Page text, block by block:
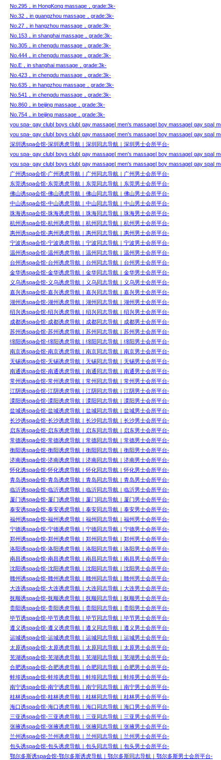
No.295，in HongKong massage，grade:3k-
No.32，in guangzhou massage，grade:3k-
No.27，in hangzhou massage，grade:3k-
No.153，in shanghai massage，grade:3k-
No.305，in chengdu massage，grade:3k-
No.444，in chengdu massage，grade:3k-
No.E，in shanghai massage，grade:3k-
No.423，in chengdu massage，grade:3k-
No.635，in hangzhou massage，grade:3k-
No.541，in chengdu massage，grade:3k-
No.860，in beijing massage，grade:3k-
No.754，in beijing massage，grade:3k-
you spa- gay club| boys club| gay massage| men's massage| boy massage| gay spa|
you spa- gay club| boys club| gay massage| men's massage| boy massage| gay spa|
深圳诱spa会馆-深圳诱虎导航｜深圳同志导航｜深圳男士会所平台-
you spa- gay club| boys club| gay massage| men's massage| boy massage| gay spa|
you spa- gay club| boys club| gay massage| men's massage| boy massage| gay spa|
广州诱spa会馆-广州诱虎导航｜广州同志导航｜广州男士会所平台-
东莞诱spa会馆-东莞诱虎导航｜东莞同志导航｜东莞男士会所平台-
佛山诱spa会馆-佛山诱虎导航｜佛山同志导航｜佛山男士会所平台-
中山诱spa会馆-中山诱虎导航｜中山同志导航｜中山男士会所平台-
珠海诱spa会馆-珠海诱虎导航｜珠海同志导航｜珠海男士会所平台-
杭州诱spa会馆-杭州诱虎导航｜杭州同志导航｜杭州男士会所平台-
惠州诱spa会馆-惠州诱虎导航｜惠州同志导航｜惠州男士会所平台-
宁波诱spa会馆-宁波诱虎导航｜宁波同志导航｜宁波男士会所平台-
温州诱spa会馆-温州诱虎导航｜温州同志导航｜温州男士会所平台-
台州诱spa会馆-台州诱虎导航｜台州同志导航｜台州男士会所平台-
金华诱spa会馆-金华诱虎导航｜金华同志导航｜金华男士会所平台-
义乌诱spa会馆-义乌诱虎导航｜义乌同志导航｜义乌男士会所平台-
嘉兴诱spa会馆-嘉兴诱虎导航｜嘉兴同志导航｜嘉兴男士会所平台-
湖州诱spa会馆-湖州诱虎导航｜湖州同志导航｜湖州男士会所平台-
绍兴诱spa会馆-绍兴诱虎导航｜绍兴同志导航｜绍兴男士会所平台-
成都诱spa会馆-成都诱虎导航｜成都同志导航｜成都男士会所平台-
苏州诱spa会馆-苏州诱虎导航｜苏州同志导航｜苏州男士会所平台-
绵阳诱spa会馆-绵阳诱虎导航｜绵阳同志导航｜绵阳男士会所平台-
南京诱spa会馆-南京诱虎导航｜南京同志导航｜南京男士会所平台-
无锡诱spa会馆-无锡诱虎导航｜无锡同志导航｜无锡男士会所平台-
南通诱spa会馆-南通诱虎导航｜南通同志导航｜南通男士会所平台-
常州诱spa会馆-常州诱虎导航｜常州同志导航｜常州男士会所平台-
江阴诱spa会馆-江阴诱虎导航｜江阴同志导航｜江阴男士会所平台-
溧阳诱spa会馆-溧阳诱虎导航｜溧阳同志导航｜溧阳男士会所平台-
盐城诱spa会馆-盐城诱虎导航｜盐城同志导航｜盐城男士会所平台-
长沙诱spa会馆-长沙诱虎导航｜长沙同志导航｜长沙男士会所平台-
启东诱spa会馆-启东诱虎导航｜启东同志导航｜启东男士会所平台-
常德诱spa会馆-常德诱虎导航｜常德同志导航｜常德男士会所平台-
衡阳诱spa会馆-衡阳诱虎导航｜衡阳同志导航｜衡阳男士会所平台-
济南诱spa会馆-济南诱虎导航｜济南同志导航｜济南男士会所平台-
怀化诱spa会馆-怀化诱虎导航｜怀化同志导航｜怀化男士会所平台-
青岛诱spa会馆-青岛诱虎导航｜青岛同志导航｜青岛男士会所平台-
临沂诱spa会馆-临沂诱虎导航｜临沂同志导航｜临沂男士会所平台-
厦门诱spa会馆-厦门诱虎导航｜厦门同志导航｜厦门男士会所平台-
泰安诱spa会馆-泰安诱虎导航｜泰安同志导航｜泰安男士会所平台-
福州诱spa会馆-福州诱虎导航｜福州同志导航｜福州男士会所平台-
宁德诱spa会馆-宁德诱虎导航｜宁德同志导航｜宁德男士会所平台-
郑州诱spa会馆-郑州诱虎导航｜郑州同志导航｜郑州男士会所平台-
洛阳诱spa会馆-洛阳诱虎导航｜洛阳同志导航｜洛阳男士会所平台-
南昌诱spa会馆-南昌诱虎导航｜南昌同志导航｜南昌男士会所平台-
沈阳诱spa会馆-沈阳诱虎导航｜沈阳同志导航｜沈阳男士会所平台-
赣州诱spa会馆-赣州诱虎导航｜赣州同志导航｜赣州男士会所平台-
大连诱spa会馆-大连诱虎导航｜大连同志导航｜大连男士会所平台-
抚顺诱spa会馆-抚顺诱虎导航｜抚顺同志导航｜抚顺男士会所平台-
贵阳诱spa会馆-贵阳诱虎导航｜贵阳同志导航｜贵阳男士会所平台-
毕节诱spa会馆-毕节诱虎导航｜毕节同志导航｜毕节男士会所平台-
遵义诱spa会馆-遵义诱虎导航｜遵义同志导航｜遵义男士会所平台-
运城诱spa会馆-运城诱虎导航｜运城同志导航｜运城男士会所平台-
太原诱spa会馆-太原诱虎导航｜太原同志导航｜太原男士会所平台-
芜湖诱spa会馆-芜湖诱虎导航｜芜湖同志导航｜芜湖男士会所平台-
合肥诱spa会馆-合肥诱虎导航｜合肥同志导航｜合肥男士会所平台-
蚌埠诱spa会馆-蚌埠诱虎导航｜蚌埠同志导航｜蚌埠男士会所平台-
南宁诱spa会馆-南宁诱虎导航｜南宁同志导航｜南宁男士会所平台-
桂林诱spa会馆-桂林诱虎导航｜桂林同志导航｜桂林男士会所平台-
海口诱spa会馆-海口诱虎导航｜海口同志导航｜海口男士会所平台-
三亚诱spa会馆-三亚诱虎导航｜三亚同志导航｜三亚男士会所平台-
张掖诱spa会馆-张掖诱虎导航｜张掖同志导航｜张掖男士会所平台-
兰州诱spa会馆-兰州诱虎导航｜兰州同志导航｜兰州男士会所平台-
包头诱spa会馆-包头诱虎导航｜包头同志导航｜包头男士会所平台-
鄂尔多斯诱spa会馆-鄂尔多斯诱虎导航｜鄂尔多斯同志导航｜鄂尔多斯男士会所平台-